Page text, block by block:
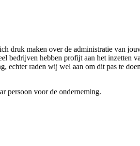
druk maken over de administratie van
bedrijven hebben profijt aan het inzetten
raden wij wel aan om dit pas te
persoon voor de onderneming.